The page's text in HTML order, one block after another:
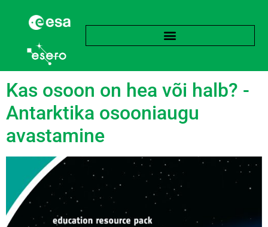
Silt:Saasteaine
Kas osoon on hea või halb? -
Antarktika osooniaugu
avastamine